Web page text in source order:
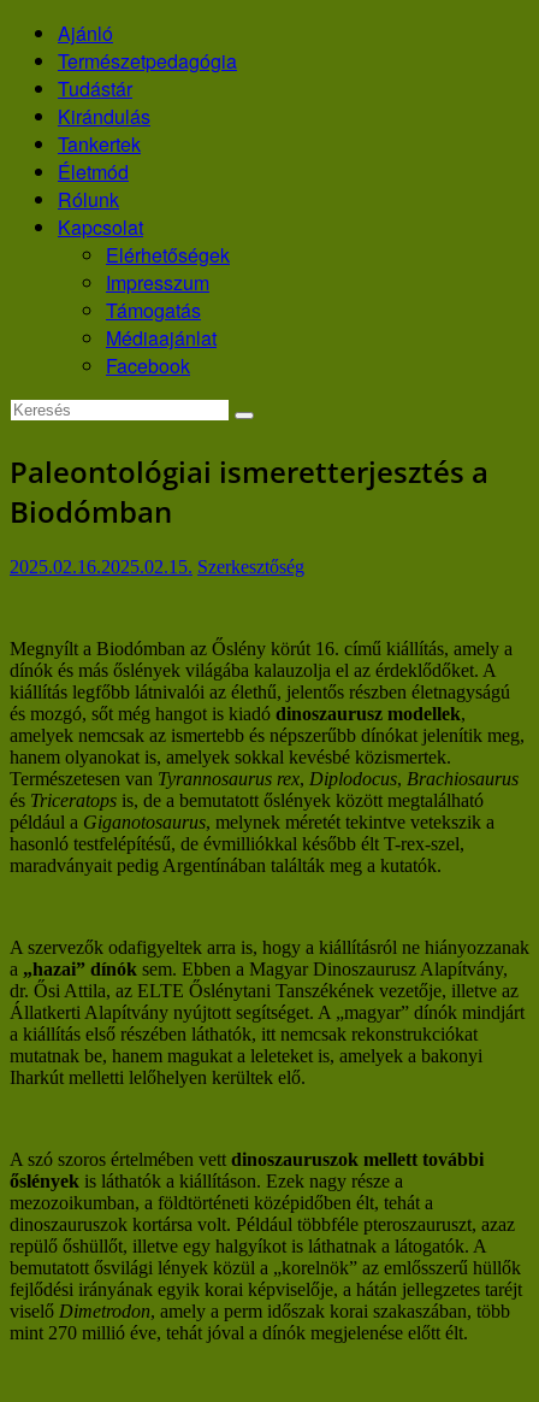
Skip
content
Ajánló
Természetpedagógia
Tudástár
Kirándulás
Tankertek
Életmód
Rólunk
Kapcsolat
Elérhetőségek
Impresszum
Támogatás
Médiaajánlat
Facebook
Paleontológiai ismeretterjesztés a
Biodómban
2025.02.16.2025.02.15. Szerkesztőség
Megnyílt a Biodómban az Őslény körút 16. című kiállítás, amely a
dínók és más őslények világába kalauzolja el az érdeklődőket. A
kiállítás legfőbb látnivalói az élethű, jelentős részben életnagyságú
és mozgó, sőt még hangot is kiadó dinoszaurusz modellek,
amelyek nemcsak az ismertebb és népszerűbb dínókat jelenítik meg,
hanem olyanokat is, amelyek sokkal kevésbé közismertek.
Természetesen van Tyrannosaurus rex, Diplodocus, Brachiosaurus
és Triceratops is, de a bemutatott őslények között megtalálható
például a Giganotosaurus, melynek méretét tekintve vetekszik a
hasonló testfelépítésű, de évmilliókkal később élt T-rex-szel,
maradványait pedig Argentínában találták meg a kutatók.
A szervezők odafigyeltek arra is, hogy a kiállításról ne hiányozzanak
a „hazai” dínók sem. Ebben a Magyar Dinoszaurusz Alapítvány,
dr. Ősi Attila, az ELTE Őslénytani Tanszékének vezetője, illetve az
Állatkerti Alapítvány nyújtott segítséget. A „magyar” dínók mindjárt
a kiállítás első részében láthatók, itt nemcsak rekonstrukciókat
mutatnak be, hanem magukat a leleteket is, amelyek a bakonyi
Iharkút melletti lelőhelyen kerültek elő.
A szó szoros értelmében vett dinoszauruszok mellett további
őslények is láthatók a kiállításon. Ezek nagy része a
mezozoikumban, a földtörténeti középidőben élt, tehát a
dinoszauruszok kortársa volt. Például többféle pteroszauruszt, azaz
repülő őshüllőt, illetve egy halgyíkot is láthatnak a látogatók. A
bemutatott ősvilági lények közül a „korelnök” az emlősszerű hüllők
fejlődési irányának egyik korai képviselője, a hátán jellegzetes taréjt
viselő Dimetrodon, amely a perm időszak korai szakaszában, több
mint 270 millió éve, tehát jóval a dínók megjelenése előtt élt.